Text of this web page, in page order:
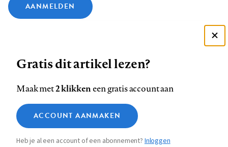
AANMELDEN
ons
op
Facebook
ons
op
LinkedIn
ons
op
Bluesky
ons
op
Instagram
ons
op
YouTube
ons
Footer
navigation
Contact Colofon Disclaimer Privacy
Medische vragen verdienen
betrouwbare antwoorden
Zie onze cookie policy
Analytische cookies
Marketing cookies
Gratis dit artikel lezen?
Maak met2 klikkeneen gratis account aan
ACCOUNT AANMAKEN
Heb je al een account of een abonnement?Inloggen